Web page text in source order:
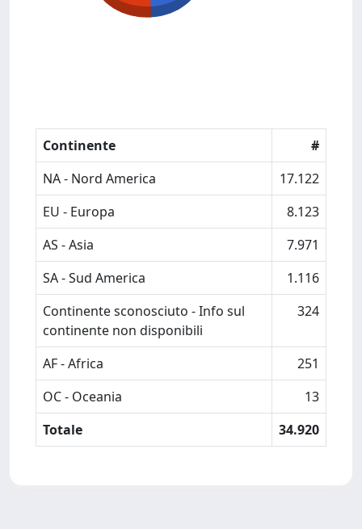
Continente
#
NA - Nord America
17.122
EU - Europa
8.123
AS - Asia
7.971
SA - Sud America
1.116
Continente sconosciuto - Info sul
continente non disponibili
324
AF - Africa
251
OC - Oceania
13
Totale
34.920